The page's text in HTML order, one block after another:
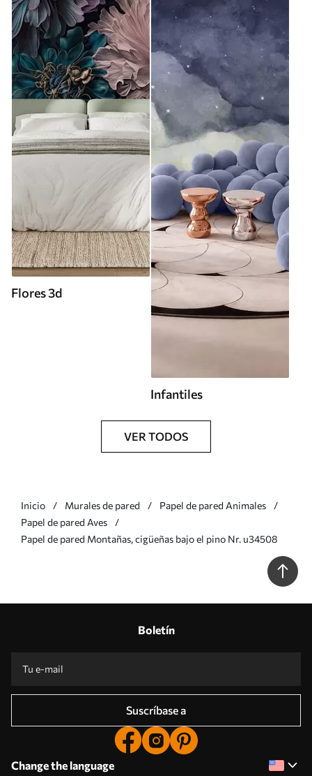
Flores 3d
Infantiles
VER TODOS
Inicio Murales de pared
Papel de pared Animales
Papel de pared Aves
Papel de pared Montañas, cigüeñas bajo el pino Nr. u34508
Boletín
Suscríbase a
Change the language